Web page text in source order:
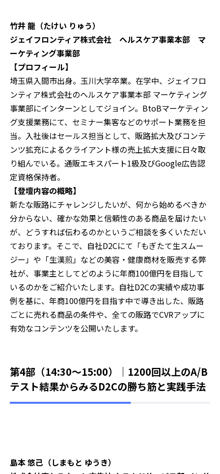
竹井 龍（たけい りゅう）
ジェイフロンティア株式会社 ヘルスケア事業本部 マ
ーケティング事業部
【プロフィール】
埼玉県入間市出身。玉川大学卒業。​在学中、ジェイフロ
ンティア株式会社のヘルスケア事業本部 マーケティング
事業部にインターンとしてジョイン。​BtoBマーケティン
グ支援業務にて、セミナー集客などのサポート業務を担
当。​入社後はセールス担当として、販路拡大及びコンテ
ンツ拡充によるクライアント様の売上拡大支援に日々取
り組んでいる。​通販エキスパート1級及びGoogle広告認
定資格保持者。
【登壇内容の概略】
新たな販路にチャレンジしたいが、何から始めるべきか
分からない、確かな効果と信頼性のある商品を届けたい
が、どうすれば伝わるのかというご相談を多くいただい
ております。そこで、自社D2Cにて「もぎたて生スムー
ジー」や「生漢煎」などの美容・健康商材を販売する弊
社が、事業主としてどのように年商100億円を目指して
いるのかをご紹介いたします。自社D2Cの実績や成功事
例を基に、年商100億円を目指す中で導き出した、販路
ごとに売れる商品の条件や、全ての販路でCVRアップに
有効なコンテンツを公開いたします。
第4部（14:30～15:00）｜1200回以上のA/B
テスト結果からみるD2Cの勝ち筋と実践手法
島本 悠己（しまもと ゆうき）